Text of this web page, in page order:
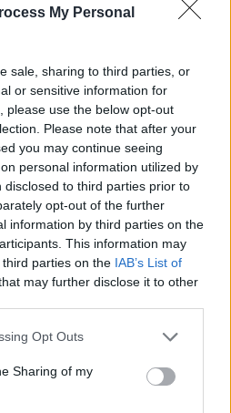
My Personal
sale, sharing to third parties, or
or sensitive information for
please use the below opt-out
Please note that after your
you may continue seeing
personal information utilized by
to third parties prior to
opt-out of the further
information by third parties on the
This information may
parties on the IAB’s List of
may further disclose it to other
Opt Outs
Sharing of my
για Ολυμπιακό:
10 χρόνια φώναζαν
δεν ήξεραν ότι η
μπάσκετ είναι
Γιαννακόπουλος έδωσε
μεταξύ άλλων, στην
με τον Ολυμπιακό και στο